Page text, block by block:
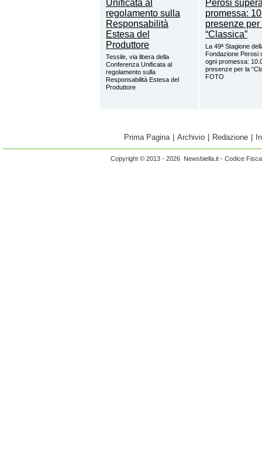
Tessile, via libera della
Conferenza Unificata al
regolamento sulla
Responsabilità Estesa del
Produttore
La 49ª Stagione
Fondazione Perosi
ogni promessa:
presenze per la
FOTO
Prima Pagina Archivio Redazione
Copyright © 2013 - 2026 Newsbiella.it - Codice